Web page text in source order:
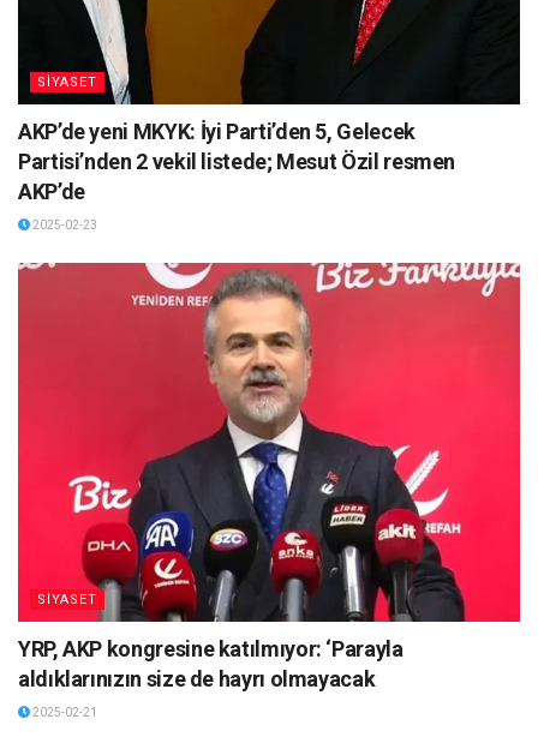
SİYASET
AKP’de yeni MKYK: İyi Parti’den 5, Gelecek
Partisi’nden 2 vekil listede; Mesut Özil resmen
AKP’de
2025-02-23
SİYASET
YRP, AKP kongresine katılmıyor: ‘Parayla
aldıklarınızın size de hayrı olmayacak
2025-02-21